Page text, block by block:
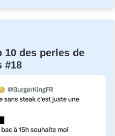
10 des perles de
#18